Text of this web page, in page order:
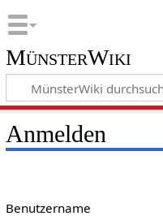
MünsterWiki
Anmelden
Benutzername